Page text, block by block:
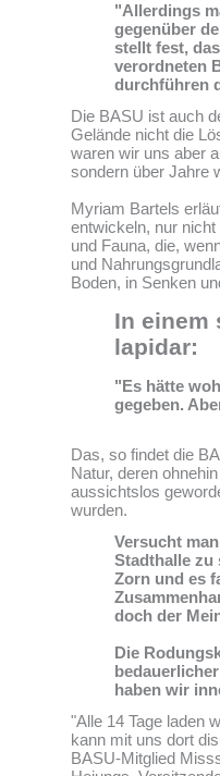
"Allerdings
gegenüber
stellt fest,
verordneten
durchführen
Die BASU ist auch
Gelände nicht die
waren wir uns aber
sondern über Jahre
Myriam Bartels
entwickeln, nur
und Fauna, die,
und
Boden, in Senken
In einem
lapidar:
"Es hätte
gegeben.
Das, so findet die
Natur, deren
aussichtslos
wurden.
Versucht
Stadthalle zu
Zorn und es
doch der
Die
haben wir
"Alle 14 Tage laden
kann mit uns dort
BASU-Mitglied